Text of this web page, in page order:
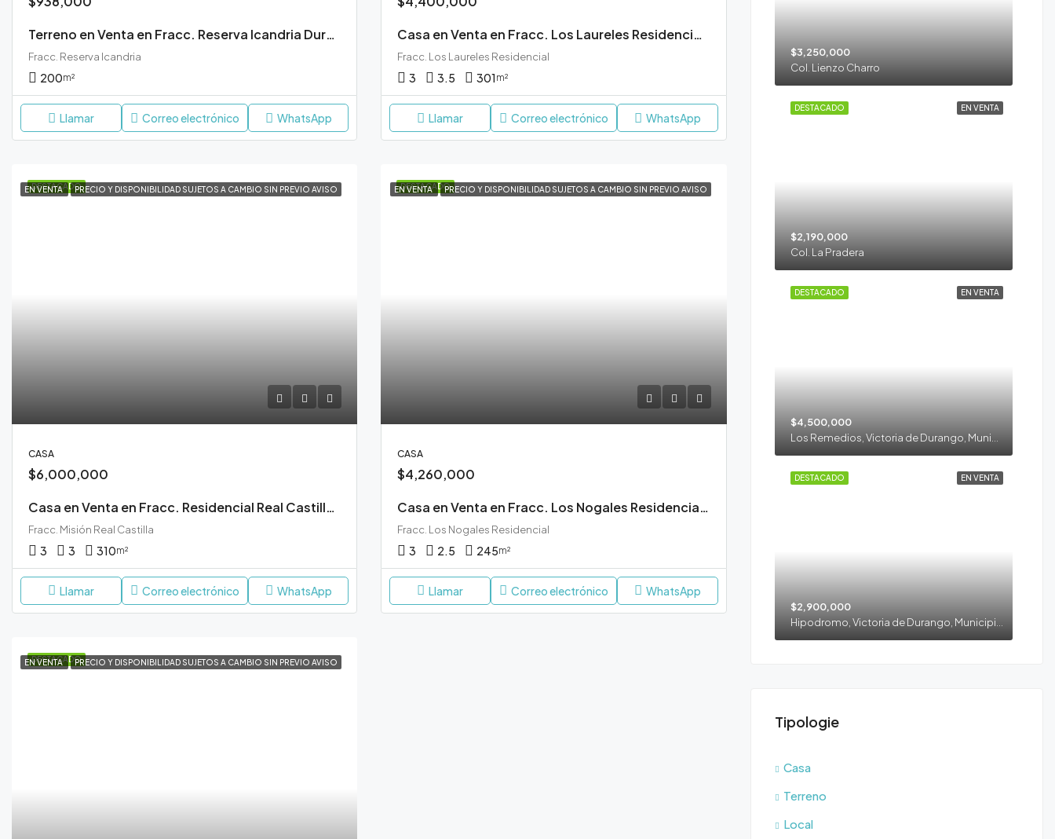
Terreno en Venta en Fracc. Reserva Icandria Durango
Fracc. Reserva Icandria
200m²
Llamar Correo electrónico WhatsApp
Casa en Venta en Fracc. Los Laureles Residencial Durango
Fracc. Los Laureles Residencial
3 3.5 301 m²
Llamar Correo electrónico WhatsApp
DESTACADO
EN VENTA PRECIO Y DISPONIBILIDAD SUJETOS A CAMBIO SIN PREVIO AVISO
CASA
$6,000,000
Casa en Venta en Fracc. Residencial Real Castilla Durango
Fracc. Misión Real Castilla
3 3 310m²
Llamar Correo electrónico WhatsApp
DESTACADO
EN VENTA PRECIO Y DISPONIBILIDAD SUJETOS A CAMBIO SIN PREVIO AVISO
CASA
$4,260,000
Casa en Venta en Fracc. Los Nogales Residencial Durango
Fracc. Los Nogales Residencial
3 2.5 245m²
Llamar Correo electrónico WhatsApp
DESTACADO
EN VENTA PRECIO Y DISPONIBILIDAD SUJETOS A CAMBIO SIN PREVIO AVISO
$3,250,000
Col. Lienzo Charro
EN VENTA
DESTACADO
$2,190,000
Col. La Pradera
EN VENTA
DESTACADO
$4,500,000
EN VENTA
DESTACADO
$2,900,000
Tipologie
Casa
Terreno
Local